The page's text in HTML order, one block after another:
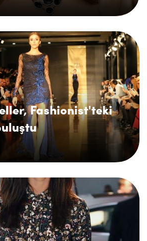
Fashionist'teki